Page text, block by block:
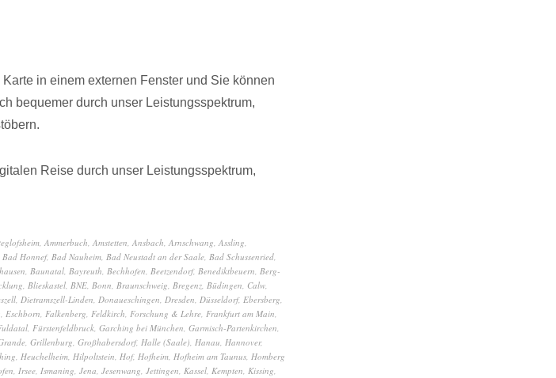
in einem externen Fenster und Sie können
bequemer durch unser Leistungsspektrum,
Reise durch unser Leistungsspektrum,
, Ammerbuch, Amstetten, Ansbach, Arnschwang, Assling,
Bad Honnef, Bad Nauheim, Bad Neustadt an der Saale, Bad Schussenried,
, Baunatal, Bayreuth, Bechhofen, Beetzendorf, Benediktbeuern, Berg-
, Blieskastel, BNE, Bonn, Braunschweig, Bregenz, Büdingen, Calw,
, Dietramszell-Linden, Donaueschingen, Dresden, Düsseldorf, Ebersberg,
, Eschborn, Falkenberg, Feldkirch, Forschung & Lehre, Frankfurt am Main,
, Fürstenfeldbruck, Garching bei München, Garmisch-Partenkirchen,
, Grillenburg, Großhabersdorf, Halle (Saale), Hanau, Hannover,
, Heuchelheim, Hilpoltstein, Hof, Hofheim, Hofheim am Taunus, Homberg
, Irsee, Ismaning, Jena, Jesenwang, Jettingen, Kassel, Kempten, Kissing,